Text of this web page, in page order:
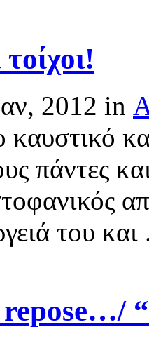
2012 in
πάντες
του